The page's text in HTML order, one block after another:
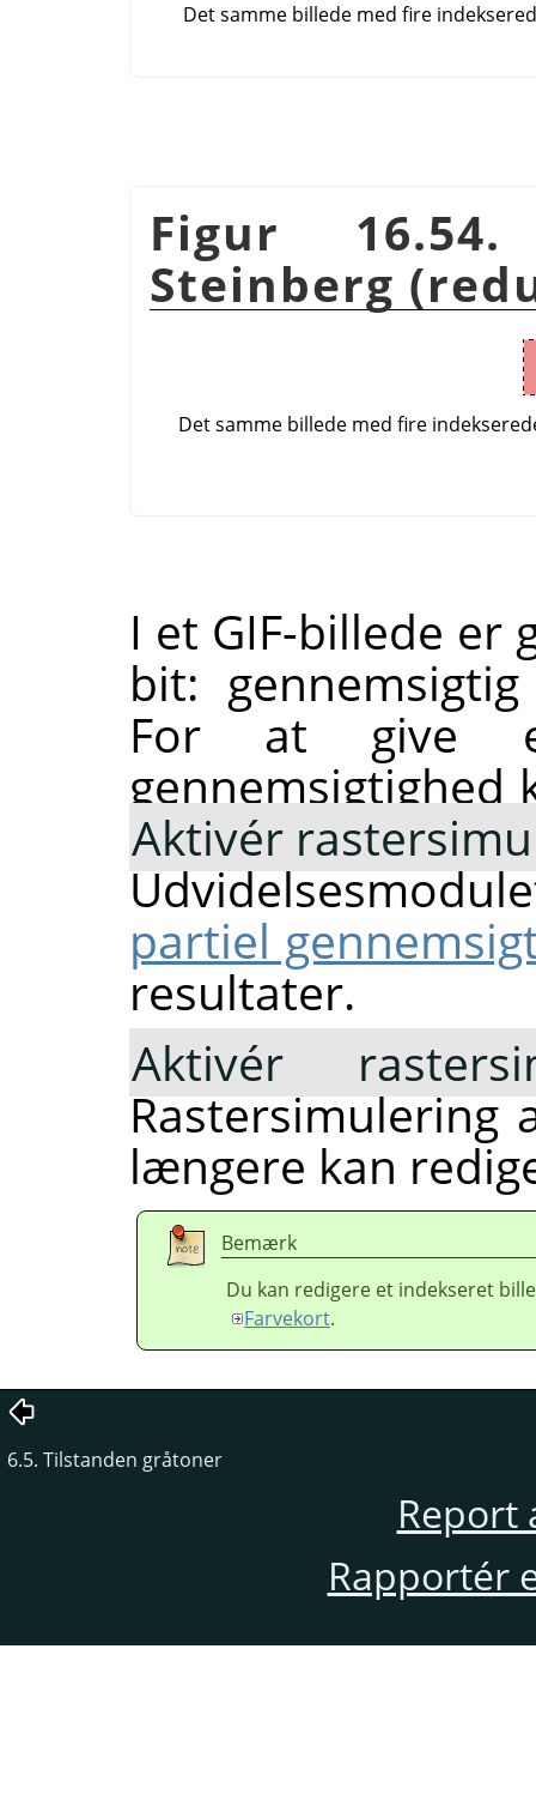
Det samme billede med fire
Figur 16.54.
Steinberg
Det samme billede med fire
I et GIF-billede er
bit:
For at give
gennemsigtighed
Aktivér
partiel
resultater.
Aktivér
Rastersimulering
længere kan
Bemærk
Du kan redigere et indekseret
Farvekort.
6.5. Tilstanden gråtoner
Report
Rapportér